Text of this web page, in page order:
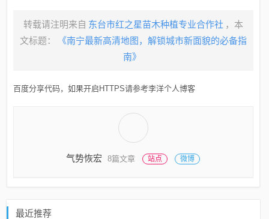
转载请注明来自 东台市红之星苗木种植专业合作社 ，本
文标题：
《南宁最新高清地图，解锁城市新面貌的必备指
南》
百度分享代码，如果开启HTTPS请参考李洋个人博客
气势恢宏 8篇文章 站点 微博
最近推荐